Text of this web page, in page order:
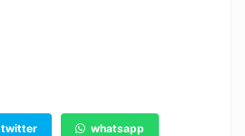
twitter whatsapp